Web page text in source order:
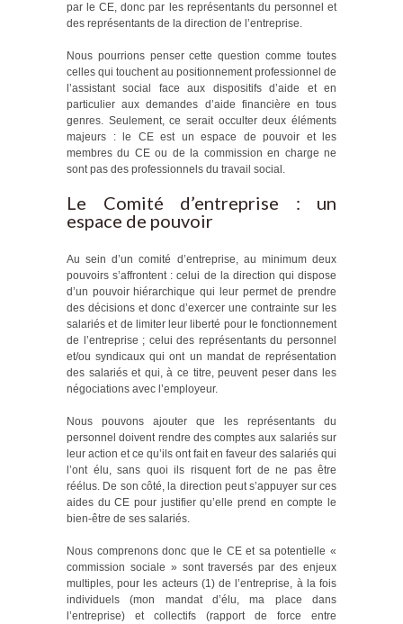
par le CE, donc par les représentants du personnel et
des représentants de la direction de l’entreprise.
Nous pourrions penser cette question comme toutes
celles qui touchent au positionnement professionnel de
l’assistant social face aux dispositifs d’aide et en
particulier aux demandes d’aide financière en tous
genres. Seulement, ce serait occulter deux éléments
majeurs : le CE est un espace de pouvoir et les
membres du CE ou de la commission en charge ne
sont pas des professionnels du travail social.
Le Comité d’entreprise : un
espace de pouvoir
Au sein d’un comité d’entreprise, au minimum deux
pouvoirs s’affrontent : celui de la direction qui dispose
d’un pouvoir hiérarchique qui leur permet de prendre
des décisions et donc d’exercer une contrainte sur les
salariés et de limiter leur liberté pour le fonctionnement
de l’entreprise ; celui des représentants du personnel
et/ou syndicaux qui ont un mandat de représentation
des salariés et qui, à ce titre, peuvent peser dans les
négociations avec l’employeur.
Nous pouvons ajouter que les représentants du
personnel doivent rendre des comptes aux salariés sur
leur action et ce qu’ils ont fait en faveur des salariés qui
l’ont élu, sans quoi ils risquent fort de ne pas être
réélus. De son côté, la direction peut s’appuyer sur ces
aides du CE pour justifier qu’elle prend en compte le
bien-être de ses salariés.
Nous comprenons donc que le CE et sa potentielle «
commission sociale » sont traversés par des enjeux
multiples, pour les acteurs (1) de l’entreprise, à la fois
individuels (mon mandat d’élu, ma place dans
l’entreprise) et collectifs (rapport de force entre